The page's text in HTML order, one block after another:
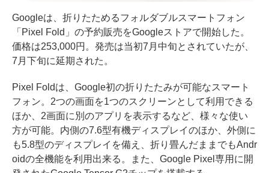
Googleは、折りたためるフォルダブルスマートフォン
「Pixel Fold」の予約販売をGoogleストアで開始した。
価格は253,000円。発売は当初7月中旬とされていたが、
7月下旬に延期された。
Pixel Foldは、Google初の折りたたみが可能なスマート
フォン。2つの画面を1つのスクリーンとして利用できる
ほか、2画面に別のアプリを表示するなど、様々な使い
方が可能。内側の7.6型有機ディスプレイのほか、外側に
も5.8型のディスプレイを備え、折り畳んだままでもAndr
oidの全機能を利用出来る。また、Google Pixel専用に開